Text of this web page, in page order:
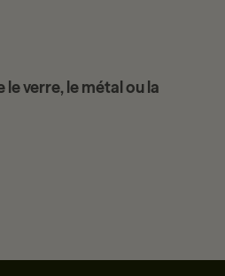
verre, le métal ou la